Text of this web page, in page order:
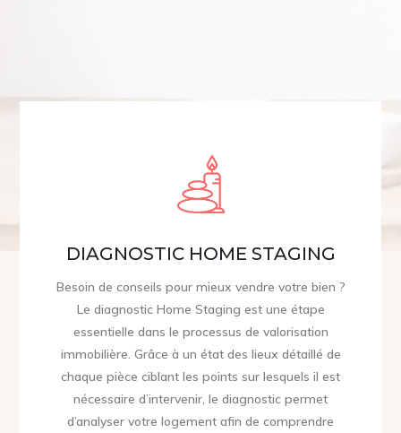
DIAGNOSTIC HOME STAGING
Besoin de conseils pour mieux vendre votre bien ?
Le diagnostic Home Staging est une étape
essentielle dans le processus de valorisation
immobilière. Grâce à un état des lieux détaillé de
chaque pièce ciblant les points sur lesquels il est
nécessaire d’intervenir, le diagnostic permet
d’analyser votre logement afin de comprendre